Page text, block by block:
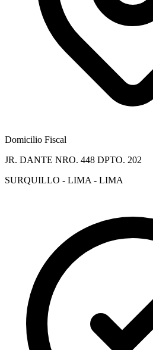
Domicilio Fiscal
JR. DANTE NRO. 448 DPTO. 202
SURQUILLO - LIMA - LIMA